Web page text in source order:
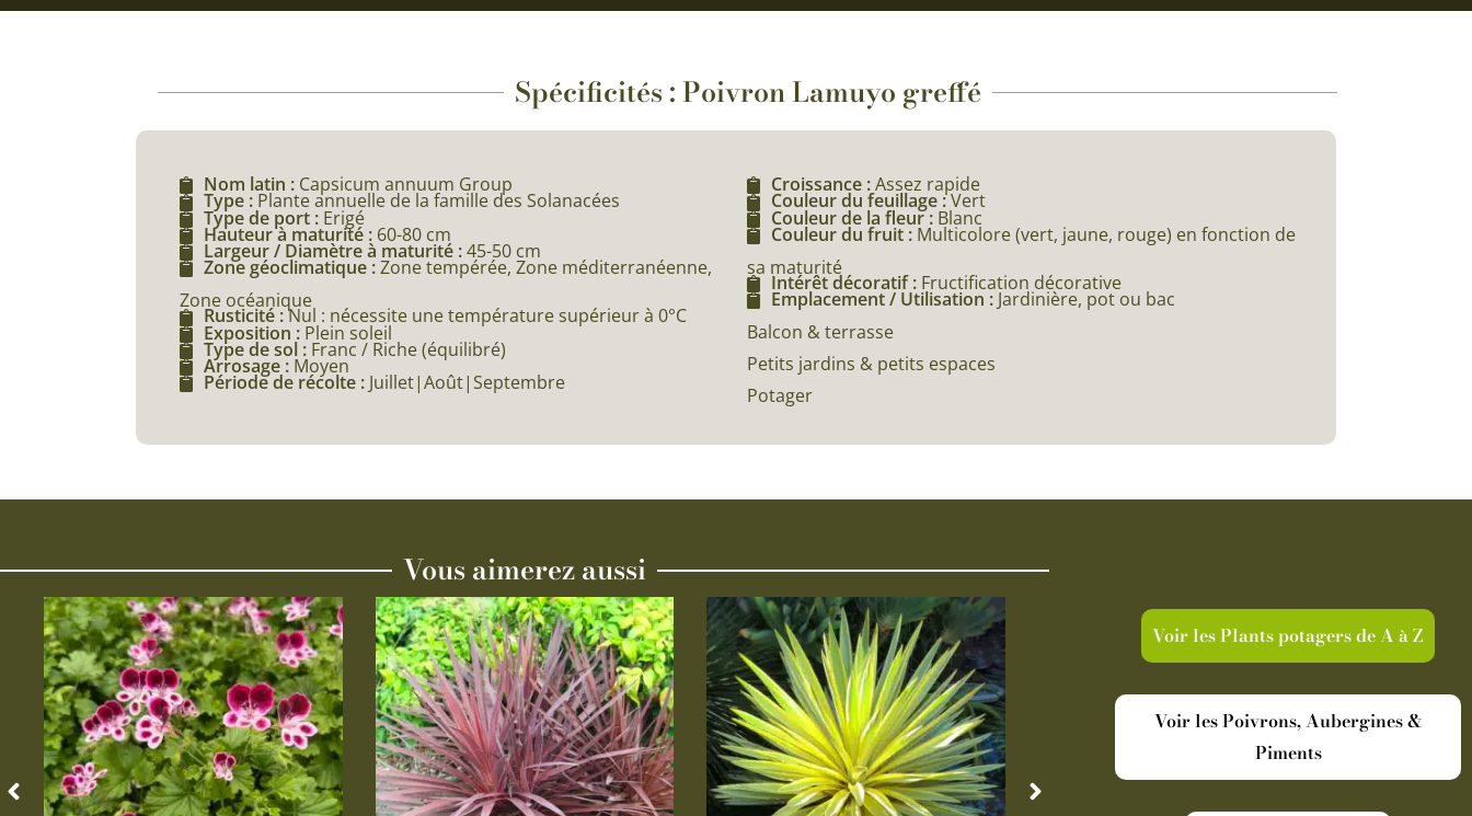
Spécificités : Poivron Lamuyo greffé
Nom latin : Capsicum annuum Group
Type : Plante annuelle de la famille des Solanacées
Type de port : Erigé
Hauteur à maturité : 60-80 cm
Largeur / Diamètre à maturité :45-50 cm
Zone géoclimatique :Zone tempérée, Zone méditerranéenne,
Zone océanique
Rusticité :Nul : nécessite une température supérieur à 0°C
Exposition : Plein soleil
Type de sol : Franc / Riche (équilibré)
Arrosage : Moyen
Période de récolte : Juillet|Août|Septembre
Croissance :Assez rapide
Couleur du feuillage :Vert
Couleur de la fleur : Blanc
Couleur du fruit : Multicolore (vert, jaune, rouge) en fonction de
sa maturité
Intérêt décoratif : Fructification décorative
Emplacement / Utilisation : Jardinière, pot ou bac
Balcon & terrasse
Petits jardins & petits espaces
Potager
Vous aimerez aussi
Ce
produit
a
plusieurs
variations.
Les
options
Voir les Plants potagers de A à Z
Voir les Poivrons, Aubergines &
Piments